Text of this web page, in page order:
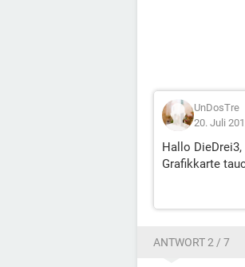
UnDosTre
20. Juli
Hallo DieDrei3,
Grafikkarte
ANTWORT 2 / 7